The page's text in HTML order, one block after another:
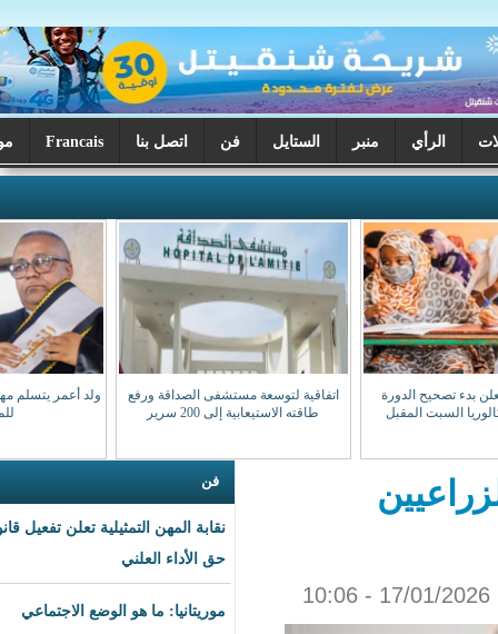
الستايل فن اتصل بنا Francais موريتانيا اليوم
اتفاقية لتوسعة مستشفى الصداقة ورفع
طاقته الاستيعابية إلى 200 سرير
ولد أعمر يتسلم مهامه نقيبا للهيئة الوطنية
نقابة المهن التمثيلية تعلن تفعيل قانون
موريتانيا: ما هو الوضع الاجتماعي